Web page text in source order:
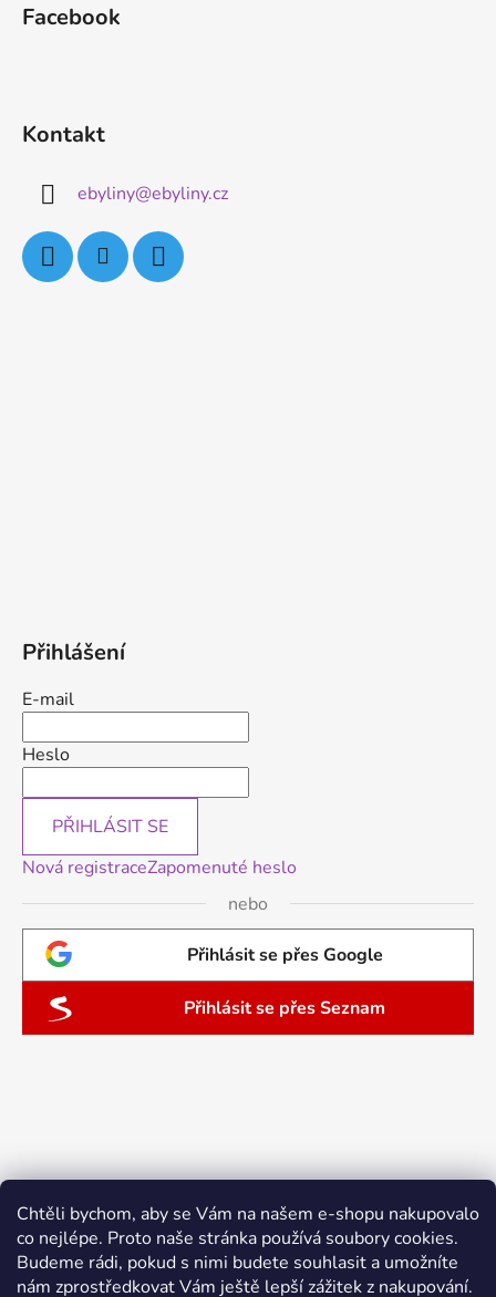
Chtěli bychom, aby se Vám na našem e-shopu nakupovalo
co nejlépe. Proto naše stránka používá soubory cookies.
Budeme rádi, pokud s nimi budete souhlasit a umožníte
nám zprostředkovat Vám ještě lepší zážitek z nakupování.
Facebook
Kontakt
ebyliny@ebyliny.cz
Přihlášení
E-mail
Heslo
PŘIHLÁSIT SE
Nová registraceZapomenuté heslo
nebo
Přihlásit se přes Google
Přihlásit se přes Seznam